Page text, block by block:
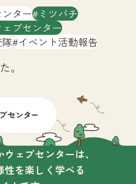
大
マップ
ーム
ブセンターとは
ター ミツバチ
ブセンター
イベント活動報告
。
ェブセンターは、
を楽しく学べる